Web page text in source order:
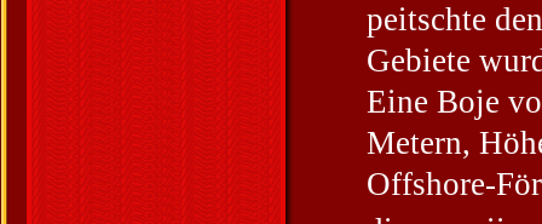
peitschte
Gebiete
Eine Boje
Metern,
Offshore-